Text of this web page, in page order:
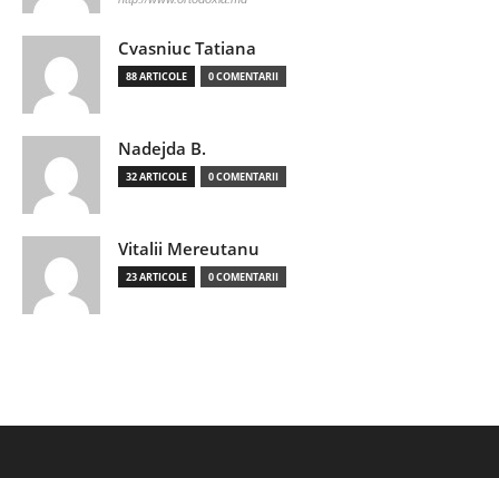
Cvasniuc Tatiana
88 ARTICOLE 0 COMENTARII
Nadejda B.
32 ARTICOLE 0 COMENTARII
Vitalii Mereutanu
23 ARTICOLE 0 COMENTARII